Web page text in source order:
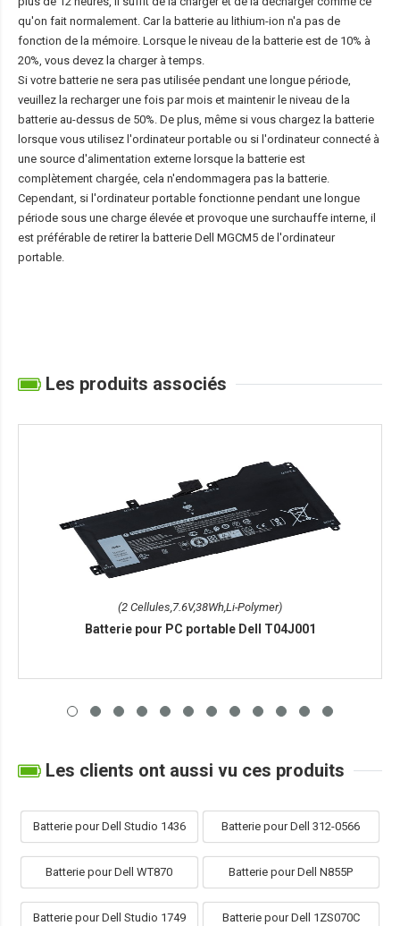
qu'on fait normalement. Car la batterie au lithium-ion n'a pas de
fonction de la mémoire. Lorsque le niveau de la batterie est de 10% à
20%, vous devez la charger à temps.
Si votre batterie ne sera pas utilisée pendant une longue période,
veuillez la recharger une fois par mois et maintenir le niveau de la
batterie au-dessus de 50%. De plus, même si vous chargez la batterie
lorsque vous utilisez l'ordinateur portable ou si l'ordinateur connecté à
une source d'alimentation externe lorsque la batterie est
complètement chargée, cela n'endommagera pas la batterie.
Cependant, si l'ordinateur portable fonctionne pendant une longue
période sous une charge élevée et provoque une surchauffe interne, il
est préférable de retirer la batterie Dell MGCM5 de l'ordinateur
portable.
Les produits associés
(2 Cellules,7.6V,38Wh,Li-Polymer)
Batterie pour PC portable Dell T04J001
Les clients ont aussi vu ces produits
Batterie pour Dell Studio 1436 Batterie pour Dell 312-0566
Batterie pour Dell WT870 Batterie pour Dell N855P
Batterie pour Dell Studio 1749 Batterie pour Dell 1ZS070C